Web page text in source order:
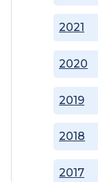
2017
2018
2019
2020
2021